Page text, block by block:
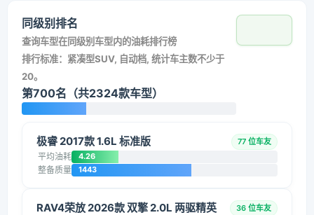
同级别排名
查询车型在同级别车型内的油耗排行榜
排行标准：紧凑型SUV, 自动档, 统计车主数不少于
20。
第700名（共2324款车型）
极睿 2017款 1.6L 标准版 77 位车友
平均油耗 4.26
整备质量 1443
RAV4荣放 2026款 双擎 2.0L 两驱精英
36 位车友